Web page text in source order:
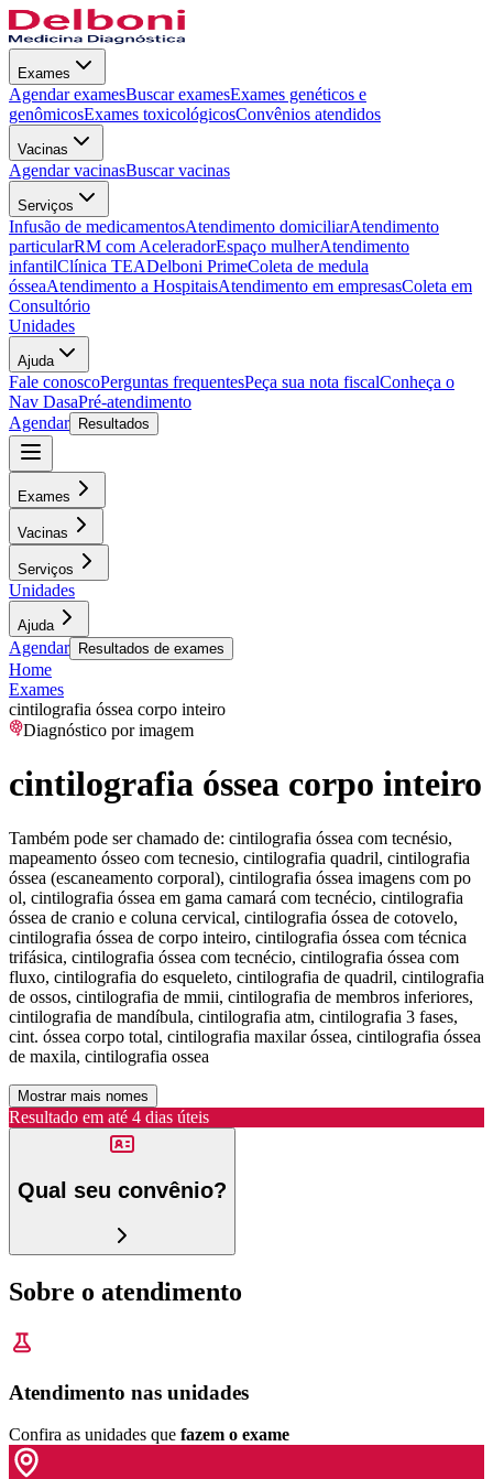
Exames
Agendar examesBuscar examesExames genéticos e
genômicosExames toxicológicosConvênios atendidos
Vacinas
Agendar vacinasBuscar vacinas
Serviços
Infusão de medicamentosAtendimento domiciliarAtendimento
particularRM com AceleradorEspaço mulherAtendimento
infantilClínica TEADelboni PrimeColeta de medula
ósseaAtendimento a HospitaisAtendimento em empresasColeta em
Consultório
Unidades
Ajuda
Fale conoscoPerguntas frequentesPeça sua nota fiscalConheça o
Nav DasaPré-atendimento
Agendar
Resultados
Exames
Vacinas
Serviços
Unidades
Ajuda
Agendar Resultados de exames
Home
Exames
cintilografia óssea corpo inteiro
Diagnóstico por imagem
cintilografia óssea corpo inteiro
Também pode ser chamado de: cintilografia óssea com tecnésio,
mapeamento ósseo com tecnesio, cintilografia quadril, cintilografia
óssea (escaneamento corporal), cintilografia óssea imagens com po
ol, cintilografia óssea em gama camará com tecnécio, cintilografia
óssea de cranio e coluna cervical, cintilografia óssea de cotovelo,
cintilografia óssea de corpo inteiro, cintilografia óssea com técnica
trifásica, cintilografia óssea com tecnécio, cintilografia óssea com
fluxo, cintilografia do esqueleto, cintilografia de quadril, cintilografia
de ossos, cintilografia de mmii, cintilografia de membros inferiores,
cintilografia de mandíbula, cintilografia atm, cintilografia 3 fases,
cint. óssea corpo total, cintilografia maxilar óssea, cintilografia óssea
de maxila, cintilografia ossea
Mostrar mais nomes
Resultado em até 4 dias úteis
Qual seu convênio?
Sobre o atendimento
Atendimento nas unidades
Confira as unidades que fazem o exame